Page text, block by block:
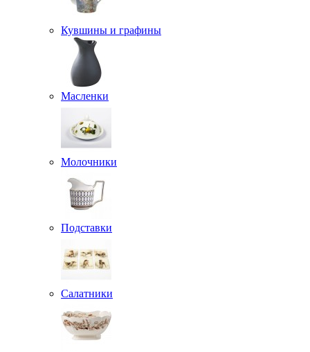
Кувшины и графины
Масленки
Молочники
Подставки
Салатники